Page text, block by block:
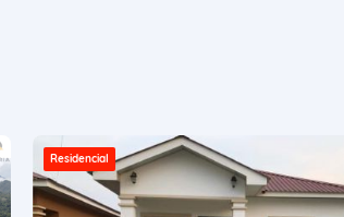
Residencial